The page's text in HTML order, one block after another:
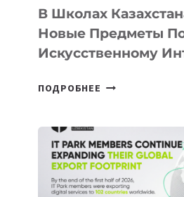
В Школах
Новые Предметы
Искусственному
ПОДРОБНЕЕ
НОВЫЕ
ПРЕДМЕТЫ
ПО